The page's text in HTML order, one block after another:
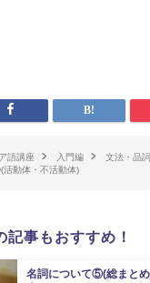
語講座 入門編
文法・品
動体・不活動体)
記事もおすすめ！
名詞について⑤(総まと